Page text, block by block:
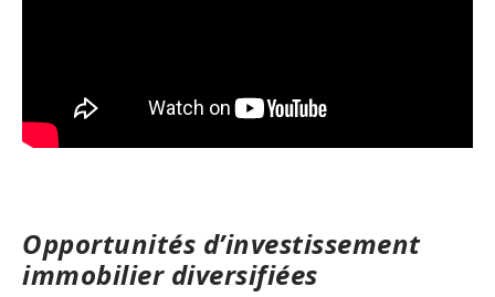
Opportunités d’investissement
immobilier diversifiées